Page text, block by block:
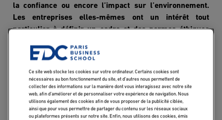
la confiance ou encore l’impact sur l’environnement.
Les entreprises elles-mêmes ont un intérêt tout
particulier à définir un cadre et des normes éthiques
Découvrons à présent les enjeux et les pratiques les
Découvrez notreMaster Data Science & Business
Analysis!
Ce site web stocke les cookies sur votre ordinateur. Certains cookies sont
nécessaires au bon fonctionnement du site, et d’autres nous permettent de
collecter des informations sur la manière dont vous interagissez avec notre site
web, afin d’améliorer et de personnaliser votre expérience de navigation. Nous
utilisons également des cookies afin de vous proposer de la publicité ciblée,
ainsi que pour vous permettre de partager du contenu sur les réseaux sociaux
ou plateformes présents sur notre site. Enfin, nous utilisons des cookies, émis